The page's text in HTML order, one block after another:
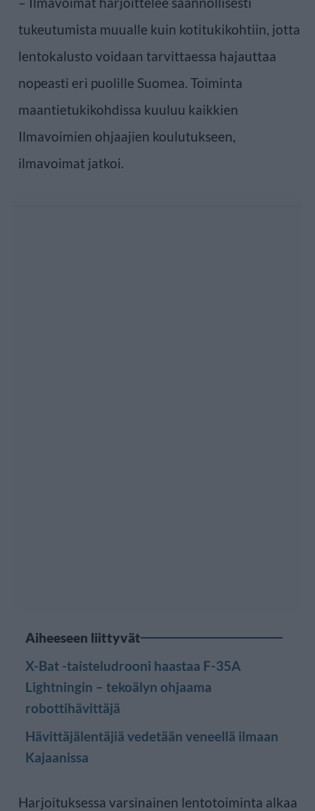
tukeutumista muualle kuin kotitukikohtiin, jotta
lentokalusto voidaan tarvittaessa hajauttaa
nopeasti eri puolille Suomea. Toiminta
maantietukikohdissa kuuluu kaikkien
Ilmavoimien ohjaajien koulutukseen,
ilmavoimat jatkoi.
Aiheeseen liittyvät
X-Bat -taisteludrooni haastaa F-35A
Lightningin – tekoälyn ohjaama
robottihävittäjä
Hävittäjälentäjiä vedetään veneellä ilmaan
Kajaanissa
Harjoituksessa varsinainen lentotoiminta alkaa